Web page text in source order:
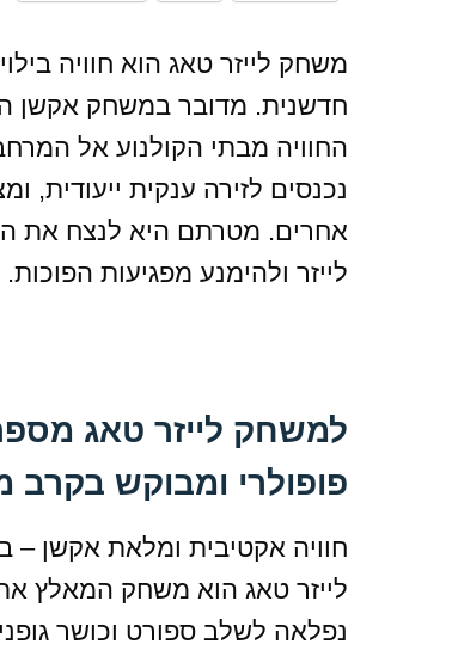
משחק לייזר טאג הוא חוויה
חדשנית. מדובר במשחק אקשן
החוויה מבתי הקולנוע אל
נכנסים לזירה ענקית ייעודית,
אחרים. מטרתם היא לנצח את
לייזר ולהימנע מפגיעות
למשחק לייזר טאג מספר
פופולרי ומבוקש בקרב
חוויה אקטיבית ומלאת אקשן –
לייזר טאג הוא משחק המאלץ
נפלאה לשלב ספורט וכושר